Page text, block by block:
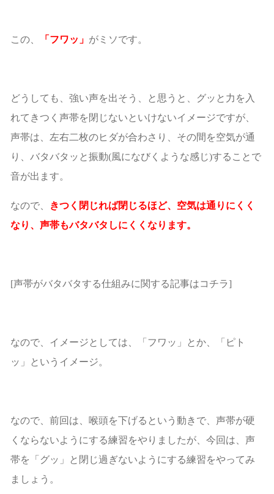
この、 「フワッ」 がミソです。
どうしても、強い声を出そう、と思うと、グッと力を入
れてきつく声帯を閉じないといけないイメージですが、
声帯は、左右二枚のヒダが合わさり、その間を空気が通
り、バタバタッと振動(風になびくような感じ)することで
音が出ます。
なので、
きつく閉じれば閉じるほど、空気は通りにくく
なり、声帯もバタバタしにくくなります。
[声帯がバタバタする仕組みに関する記事はコチラ]
なので、イメージとしては、「フワッ」とか、「ピト
ッ」というイメージ。
なので、前回は、喉頭を下げるという動きで、声帯が硬
くならないようにする練習をやりましたが、今回は、声
帯を「グッ」と閉じ過ぎないようにする練習をやってみ
ましょう。